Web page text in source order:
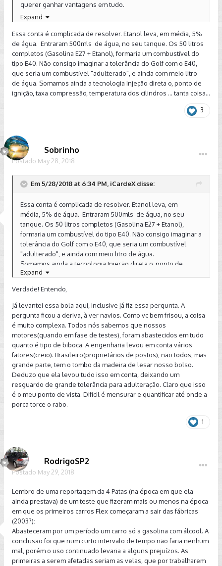
querer ganhar vantagens em tudo.
Fazendo uma analogia grotesca......Vai ser estilo remapear
câmbio e motor.....Um dia a conta chega! E não vai ser no
bolso de quem "auferiu ganhos", e sim no segundo/terceiro
proprietário em diante.
Também já narrei aqui o descuido/desatenção,
minha/frentista. Que erroneamente adentraram no tanque
Expand
Essa conta é complicada de resolver. Etanol leva, em média, 5%
de água. Entraram 500mls de água, no seu tanque. Os 50 litros
completos (Gasolina E27 + Etanol), formaria um combustível do
tipo E40. Não consigo imaginar a tolerância do Golf com o E40,
que seria um combustível "adulterado", e ainda com meio litro
de água. Somamos ainda a tecnologia Injeção direta o, ponto de
ignição, taxa compressão, temperatura dos cilindros ... tanta coisa...
3
Sobrinho
Postado May 28, 2018
Em 5/28/2018 at 6:34 PM, iCardeX disse:
Essa conta é complicada de resolver. Etanol leva, em
média, 5% de água. Entraram 500mls de água, no seu
tanque. Os 50 litros completos (Gasolina E27 + Etanol),
formaria um combustível do tipo E40. Não consigo imaginar a
tolerância do Golf com o E40, que seria um combustível
"adulterado", e ainda com meio litro de água.
Somamos ainda a tecnologia Injeção direta o, ponto de
ignição, taxa compressão, temperatura dos cilindros ... tanta
Expand
Verdade! Entendo,
Já levantei essa bola aqui, inclusive já fiz essa pergunta. A
pergunta ficou a deriva, à ver navios. Como vc bem frisou, a coisa
é muito complexa. Todos nós sabemos que nossos
motores(quando em fase de testes), foram abastecidos em tudo
quanto é tipo de biboca. A engenharia levou em conta vários
fatores(creio). Brasileiro(proprietários de postos), não todos, mas
grande parte, tem o tombo da madeira de lesar nosso bolso.
Deduzo que ela levou tudo isso em conta, deixando um
resguardo de grande tolerância para adulteração. Claro que isso
é o meu ponto de vista. Difícil é mensurar e quantificar até onde a
porca torce o rabo.
1
RodrigoSP2
Postado May 29, 2018
Lembro de uma reportagem da 4 Patas (na época em que ela
ainda prestava) de um teste que fizeram mais ou menos na época
em que os primeiros carros Flex começaram a sair das fábricas
(2003?):
Abasteceram por um período um carro só a gasolina com álcool. A
conclusão foi que num curto intervalo de tempo não faria nenhum
mal, porém o uso continuado levaria a alguns prejuízos. As
primeiras a serem afetadas seriam as velas, que por trabalharem